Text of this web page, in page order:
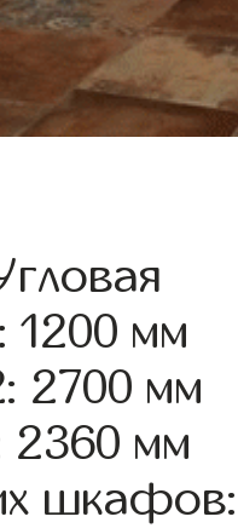
1200 мм
2700 мм
2360 мм